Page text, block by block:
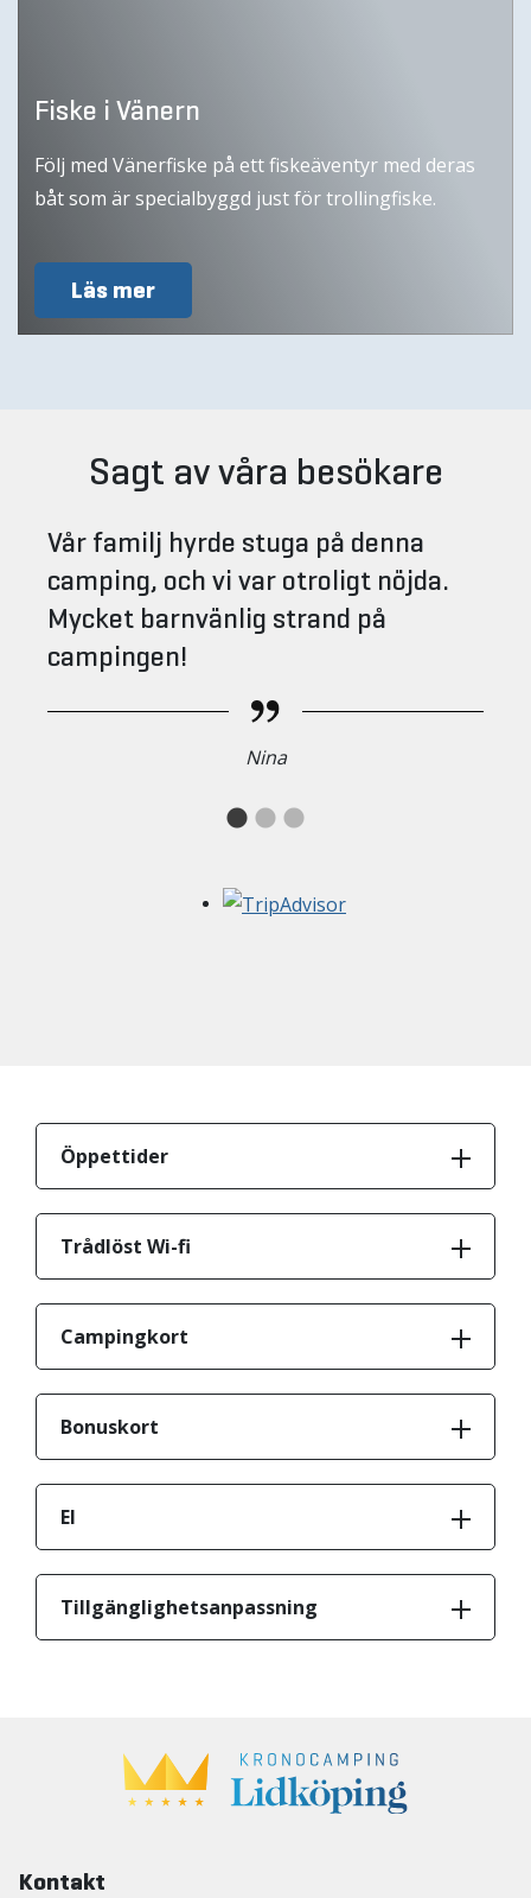
Fiske i Vänern
Följ med Vänerfiske på ett fiskeäventyr med deras
båt som är specialbyggd just för trollingfiske.
Läs mer
Sagt av våra besökare
Vår familj hyrde stuga på denna
camping, och vi var otroligt nöjda.
Mycket barnvänlig strand på
campingen!
Nina
Öppettider
Trådlöst Wi-fi
Campingkort
Bonuskort
El
Tillgänglighetsanpassning
Kontakt